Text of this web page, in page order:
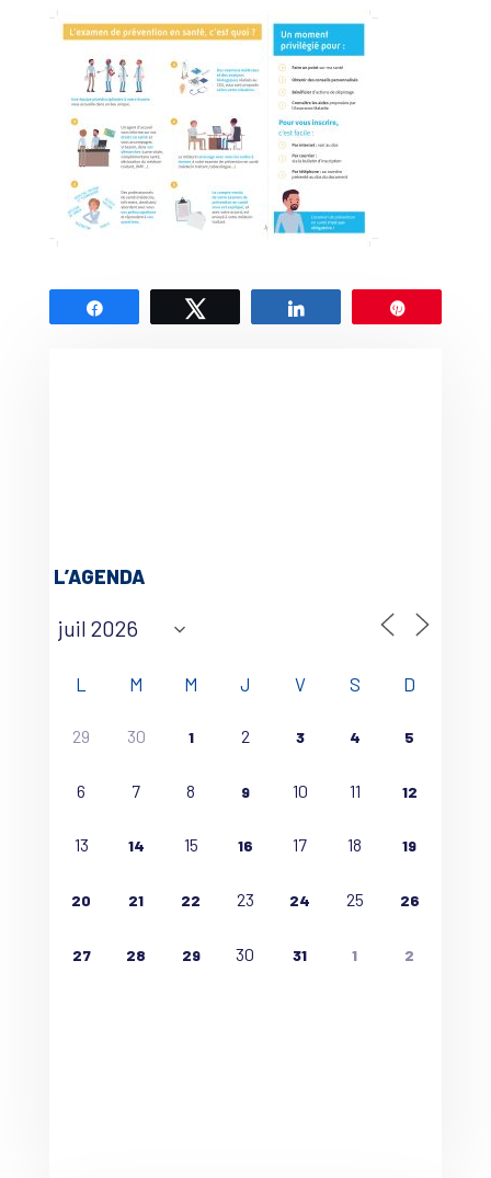
L’AGENDA
L M M J V S D
29 30 1 2 3 4 5
6 7 8 9 10 11 12
13 14 15 16 17 18 19
20 21 22 23 24 25 26
27 28 29 30 31 1 2